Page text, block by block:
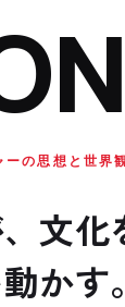
ーの思想と世界
文化
かす。